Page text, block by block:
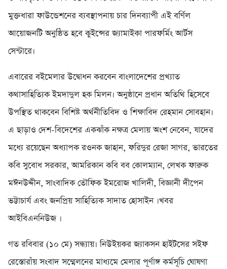
মুক্তধারা ফাউন্ডেশনের ব্যবস্থাপনায় চার দিনব্যাপী এই বর্ণিল
আয়োজনটি অনুষ্ঠিত হবে কুইন্সের জ্যামাইকা পারফর্মিং আর্টস
সেন্টারে।
এবারের বইমেলার উদ্বোধন করবেন বাংলাদেশের প্রখ্যাত
কথাসাহিত্যিক ইমদাদুল হক মিলন। অনুষ্ঠানে প্রধান অতিথি হিসেবে
উপস্থিত থাকবেন বিশিষ্ট অর্থনীতিবিদ ও শিক্ষাবিদ রেহমান সোবহান।
এ ছাড়াও দেশ-বিদেশের একঝাঁক নক্ষত্র মেলায় অংশ নেবেন, যাদের
মধ্যে রয়েছেন অধ্যাপক রওনক জাহান, ফরিদুর রেজা সাগর, ভারতের
কবি সুবোধ সরকার, আমরিকান কবি বব কোলম্যান, লেখক ফারুক
মঈনউদ্দীন, সাংবাদিক তৌফিক ইমরোজ খালিদী, বিজ্ঞানী দীপেন
ভট্টাচার্য এবং জনপ্রিয় সাহিত্যিক সাদাত হোসাইন ।খবর
আইবিএননিউজ ।
গত রবিবার (১০ মে) সন্ধ্যায়। নিউইয়কর জ্যাকসন হাইটসের সইফ
রেস্তোরাঁয় সংবাদ সম্মেলনের মাধ্যমে মেলার পূর্ণাঙ্গ কর্মসূচি ঘোষণা